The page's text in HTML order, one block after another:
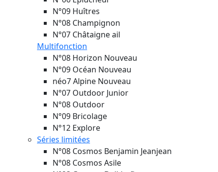
N°09 Huîtres
N°08 Champignon
N°07 Châtaigne ail
Multifonction
N°08 Horizon Nouveau
N°09 Océan Nouveau
néo7 Alpine Nouveau
N°07 Outdoor Junior
N°08 Outdoor
N°09 Bricolage
N°12 Explore
Séries limitées
N°08 Cosmos Benjamin Jeanjean
N°08 Cosmos Asile